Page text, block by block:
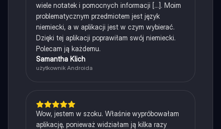
wiele notatek i pomocnych informacji [...]. Moim
problematycznym przedmiotem jest język
niemiecki, a w aplikacji jest w czym wybierać.
Dzięki tej aplikacji poprawiłam swój niemiecki.
Polecam ją każdemu.
Samantha Klich
użytkownik Androida
Wow, jestem w szoku. Właśnie wypróbowałam
aplikację, ponieważ widziałam ją kilka razy